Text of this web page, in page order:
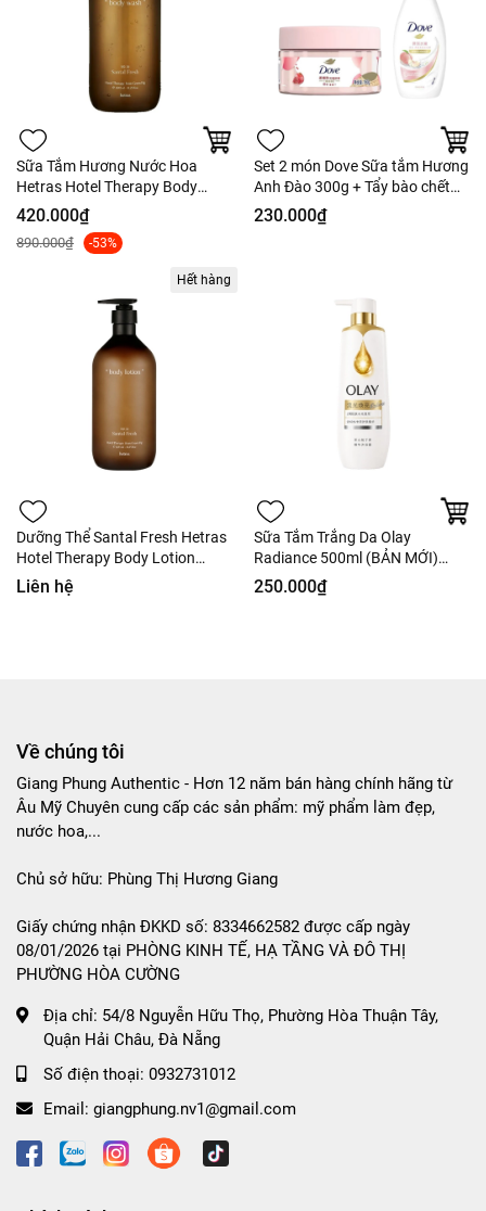
Sữa Tắm Hương Nước Hoa
Hetras Hotel Therapy Body
Wash - Fullsize 1013ml CTY
420.000₫
890.000₫ -53%
Set 2 món Dove Sữa tắm Hương
Anh Đào 300g + Tẩy bào chết
160g
230.000₫
Hết hàng
Dưỡng Thể Santal Fresh Hetras
Hotel Therapy Body Lotion
1013ml No.20 Santal Fresh -
Hàng Công Ty
Liên hệ
Sữa Tắm Trắng Da Olay
Radiance 500ml (BẢN MỚI)
Hàng Công Ty
250.000₫
Về chúng tôi
Giang Phung Authentic - Hơn 12 năm bán hàng chính hãng từ
Âu Mỹ Chuyên cung cấp các sản phẩm: mỹ phẩm làm đẹp,
nước hoa,...
Chủ sở hữu: Phùng Thị Hương Giang
Giấy chứng nhận ĐKKD số: 8334662582 được cấp ngày
08/01/2026 tại PHÒNG KINH TẾ, HẠ TẦNG VÀ ĐÔ THỊ
PHƯỜNG HÒA CƯỜNG
Địa chỉ: 54/8 Nguyễn Hữu Thọ, Phường Hòa Thuận Tây,
Quận Hải Châu, Đà Nẵng
Số điện thoại: 0932731012
Email: giangphung.nv1@gmail.com